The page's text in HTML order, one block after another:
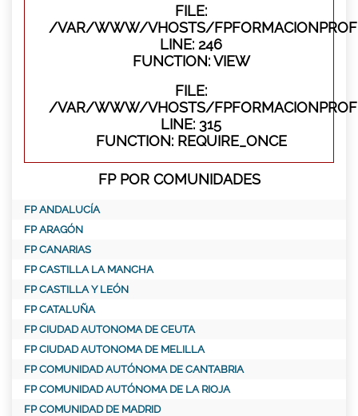
FILE:
/VAR/WWW/VHOSTS/
LINE: 246
FUNCTION: VIEW
FILE:
/VAR/WWW/VHOSTS/
LINE: 315
FUNCTION: REQUIRE_ONCE
FP POR COMUNIDADES
FP ANDALUCÍA
FP ARAGÓN
FP CANARIAS
FP CASTILLA LA MANCHA
FP CASTILLA Y LEÓN
FP CATALUÑA
FP CIUDAD AUTONOMA DE CEUTA
FP CIUDAD AUTONOMA DE MELILLA
FP COMUNIDAD AUTÓNOMA DE CANTABRIA
FP COMUNIDAD AUTÓNOMA DE LA RIOJA
FP COMUNIDAD DE MADRID